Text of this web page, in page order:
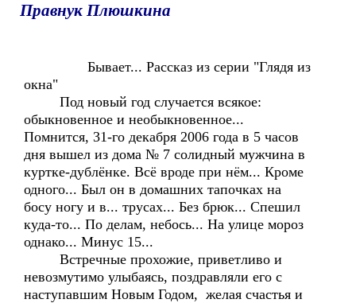
Правнук Плюшкина
Бывает... Рассказ из серии "Глядя из
окна"
Под новый год случается всякое:
обыкновенное и необыкновенное...
Помнится, 31-го декабря 2006 года в 5 часов
дня вышел из дома № 7 солидный мужчина в
куртке-дублёнке. Всё вроде при нём... Кроме
одного... Был он в домашних тапочках на
босу ногу и в... трусах... Без брюк... Спешил
куда-то... По делам, небось... На улице мороз
однако... Минус 15...
Встречные прохожие, приветливо и
невозмутимо улыбаясь, поздравляли его с
наступавшим Новым Годом, желая счастья и